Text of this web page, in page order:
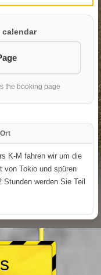
the booking page
Ort
K-M fahren wir um die
von Tokio und spüren
werden Sie Teil